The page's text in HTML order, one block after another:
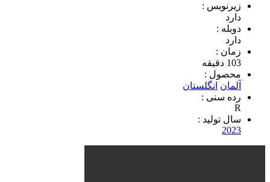
زیرنویس :
دارد
دوبله :
دارد
زمان :
103 دقیقه
محصول :
آلمان انگلستان
رده سنی :
R
سال تولید :
2023